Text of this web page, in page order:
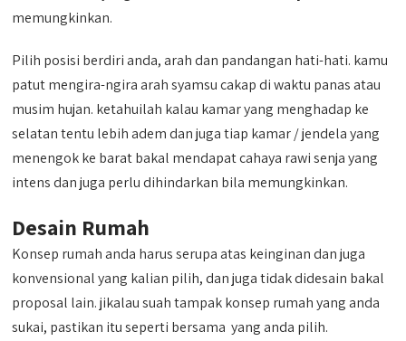
memungkinkan.
Pilih posisi berdiri anda, arah dan pandangan hati-hati. kamu
patut mengira-ngira arah syamsu cakap di waktu panas atau
musim hujan. ketahuilah kalau kamar yang menghadap ke
selatan tentu lebih adem dan juga tiap kamar / jendela yang
menengok ke barat bakal mendapat cahaya rawi senja yang
intens dan juga perlu dihindarkan bila memungkinkan.
Desain Rumah
Konsep rumah anda harus serupa atas keinginan dan juga
konvensional yang kalian pilih, dan juga tidak didesain bakal
proposal lain. jikalau suah tampak konsep rumah yang anda
sukai, pastikan itu seperti bersama yang anda pilih.